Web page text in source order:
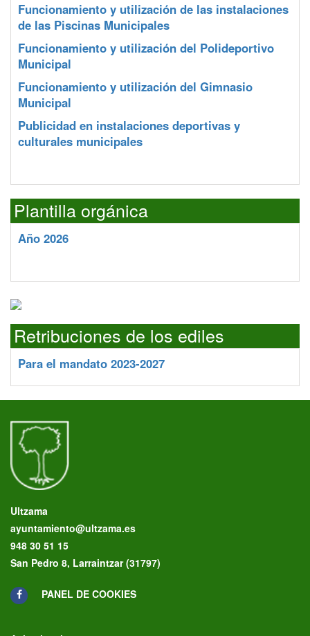
Funcionamiento y utilización de las instalaciones
de las Piscinas Municipales
Funcionamiento y utilización del Polideportivo
Municipal
Funcionamiento y utilización del Gimnasio
Municipal
Publicidad en instalaciones deportivas y
culturales municipales
Plantilla orgánica
Año 2026
Retribuciones de los ediles
Para el mandato 2023-2027
Ultzama
ayuntamiento@ultzama.es
948 30 51 15
San Pedro 8, Larraintzar (31797)
PANEL DE COOKIES